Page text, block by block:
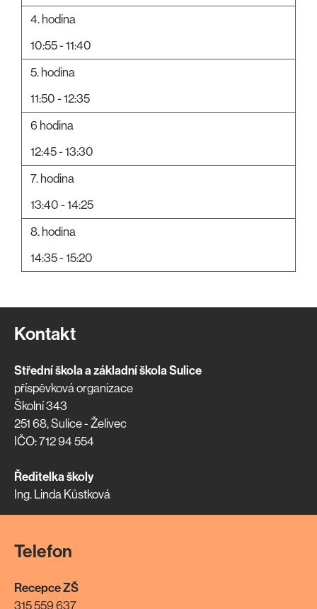
4. hodina
10:55 - 11:40
5. hodina
11:50 - 12:35
6 hodina
12:45 - 13:30
7. hodina
13:40 - 14:25
8. hodina
14:35 - 15:20
Kontakt
Střední škola a základní škola Sulice
příspěvková organizace
Školní 343
251 68, Sulice - Želivec
IČO: 712 94 554
Ředitelka školy
Ing. Linda Kůstková
Telefon
Recepce ZŠ
315 559 637